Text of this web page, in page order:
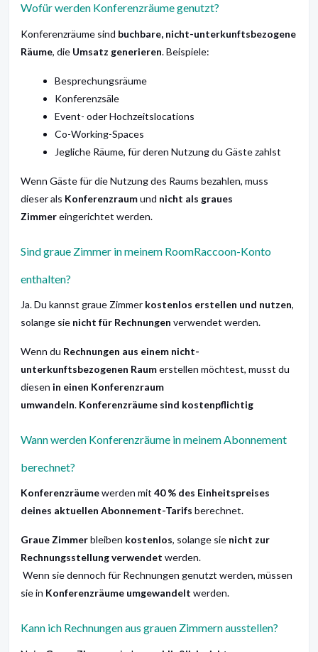
Wofür werden Konferenzräume genutzt?
Konferenzräume sind buchbare, nicht-unterkunftsbezogene
Räume, die Umsatz generieren. Beispiele:
Besprechungsräume
Konferenzsäle
Event- oder Hochzeitslocations
Co-Working-Spaces
Jegliche Räume, für deren Nutzung du Gäste zahlst
Wenn Gäste für die Nutzung des Raums bezahlen, muss
dieser als Konferenzraumund nicht als graues
Zimmereingerichtet werden.
Sind graue Zimmer in meinem RoomRaccoon-Konto
enthalten?
Ja. Du kannst graue Zimmer kostenlos erstellen und nutzen,
solange sie nicht für Rechnungen verwendet werden.
Wenn du Rechnungen aus einem nicht-
unterkunftsbezogenen Raumerstellen möchtest, musst du
diesen in einen Konferenzraum
umwandeln. Konferenzräume sind kostenpflichtig
Wann werden Konferenzräume in meinem Abonnement
berechnet?
Konferenzräumewerden mit 40 % des Einheitspreises
deines aktuellen Abonnement-Tarifs berechnet.
Graue Zimmerbleiben kostenlos, solange sie nicht zur
Rechnungsstellung verwendet werden.
Wenn sie dennoch für Rechnungen genutzt werden, müssen
sie in Konferenzräume umgewandelt werden.
Kann ich Rechnungen aus grauen Zimmern ausstellen?